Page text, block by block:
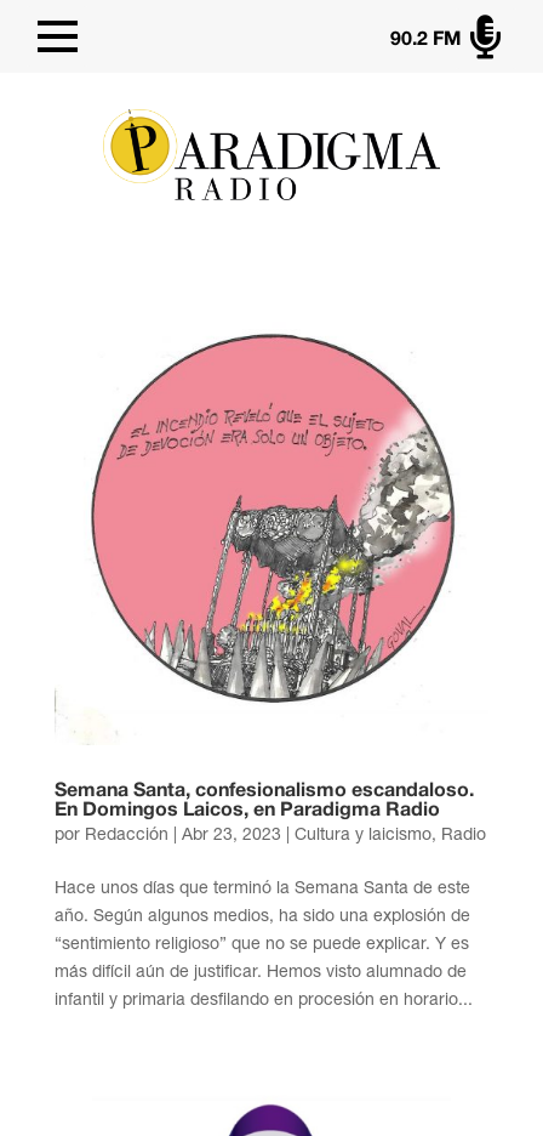

90.2 FM
Semana Santa, confesionalismo escandaloso.
En Domingos Laicos, en Paradigma Radio
por Redacción Abr 23, 2023 Cultura y laicismo, Radio
Hace unos días que terminó la Semana Santa de este
año. Según algunos medios, ha sido una explosión de
“sentimiento religioso” que no se puede explicar. Y es
más difícil aún de justificar. Hemos visto alumnado de
infantil y primaria desfilando en procesión en horario...